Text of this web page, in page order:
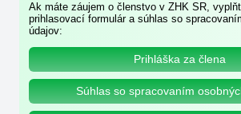
Ak máte záujem o členstvo v ZHK SR,
prihlasovací formulár a súhlas so
údajov:
Prihláška za člena
Súhlas so spracovaním